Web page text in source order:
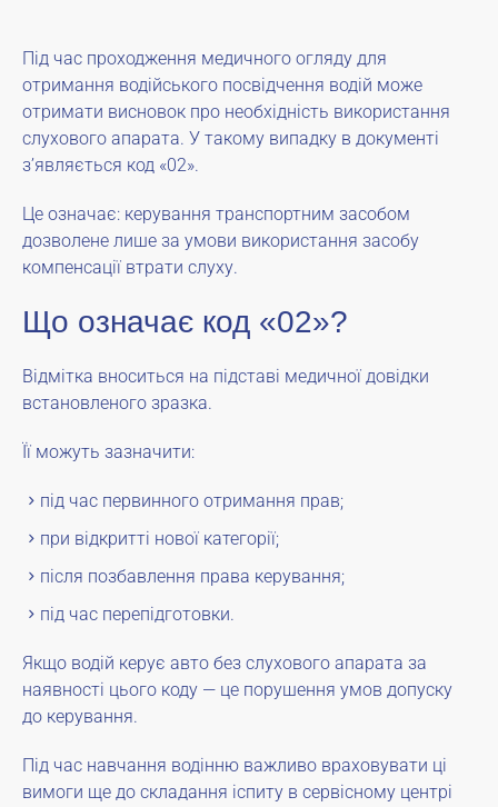
Під час проходження медичного огляду для
отримання водійського посвідчення водій може
отримати висновок про необхідність використання
слухового апарата. У такому випадку в документі
з’являється код «02».
Це означає: керування транспортним засобом
дозволене лише за умови використання засобу
компенсації втрати слуху.
Що означає код «02»?
Відмітка вноситься на підставі медичної довідки
встановленого зразка.
Її можуть зазначити:
під час первинного отримання прав;
при відкритті нової категорії;
після позбавлення права керування;
під час перепідготовки.
Якщо водій керує авто без слухового апарата за
наявності цього коду — це порушення умов допуску
до керування.
Під час навчання водінню важливо враховувати ці
вимоги ще до складання іспиту в сервісному центрі